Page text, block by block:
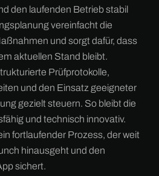
den laufenden Betrieb stabil
vereinfacht die
und sorgt dafür, dass
aktuellen Stand bleibt.
Prüfprotokolle,
und den Einsatz geeigneter
gezielt steuern. So bleibt die
und technisch innovativ.
fortlaufender Prozess, der weit
hinausgeht und den
sichert.